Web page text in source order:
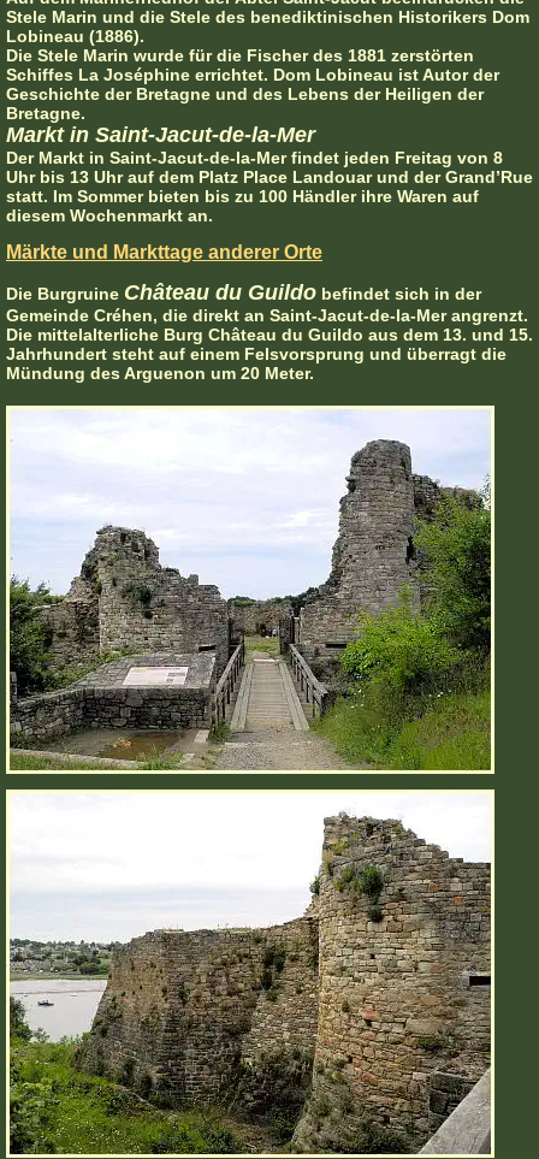
Stele Marin und die Stele des benediktinischen Historikers Dom
Lobineau (1886).
Die Stele Marin wurde für die Fischer des 1881 zerstörten
Schiffes La Joséphine errichtet. Dom Lobineau ist Autor der
Geschichte der Bretagne und des Lebens der Heiligen der
Bretagne.
Markt in Saint-Jacut-de-la-Mer
Der Markt in Saint-Jacut-de-la-Mer findet jeden Freitag von 8
Uhr bis 13 Uhr auf dem Platz Place Landouar und der Grand’Rue
statt. Im Sommer bieten bis zu 100 Händler ihre Waren auf
diesem Wochenmarkt an.
Märkte und Markttage anderer Orte
Die Burgruine Château du Guildo befindet sich in der
Gemeinde Créhen, die direkt an Saint-Jacut-de-la-Mer angrenzt.
Die mittelalterliche Burg Château du Guildo aus dem 13. und 15.
Jahrhundert steht auf einem Felsvorsprung und überragt die
Mündung des Arguenon um 20 Meter.